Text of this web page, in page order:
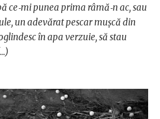
ce‑mi punea prima râmă‑n ac, sau
un adevărat pescar muşcă din
în apa verzuie, să stau